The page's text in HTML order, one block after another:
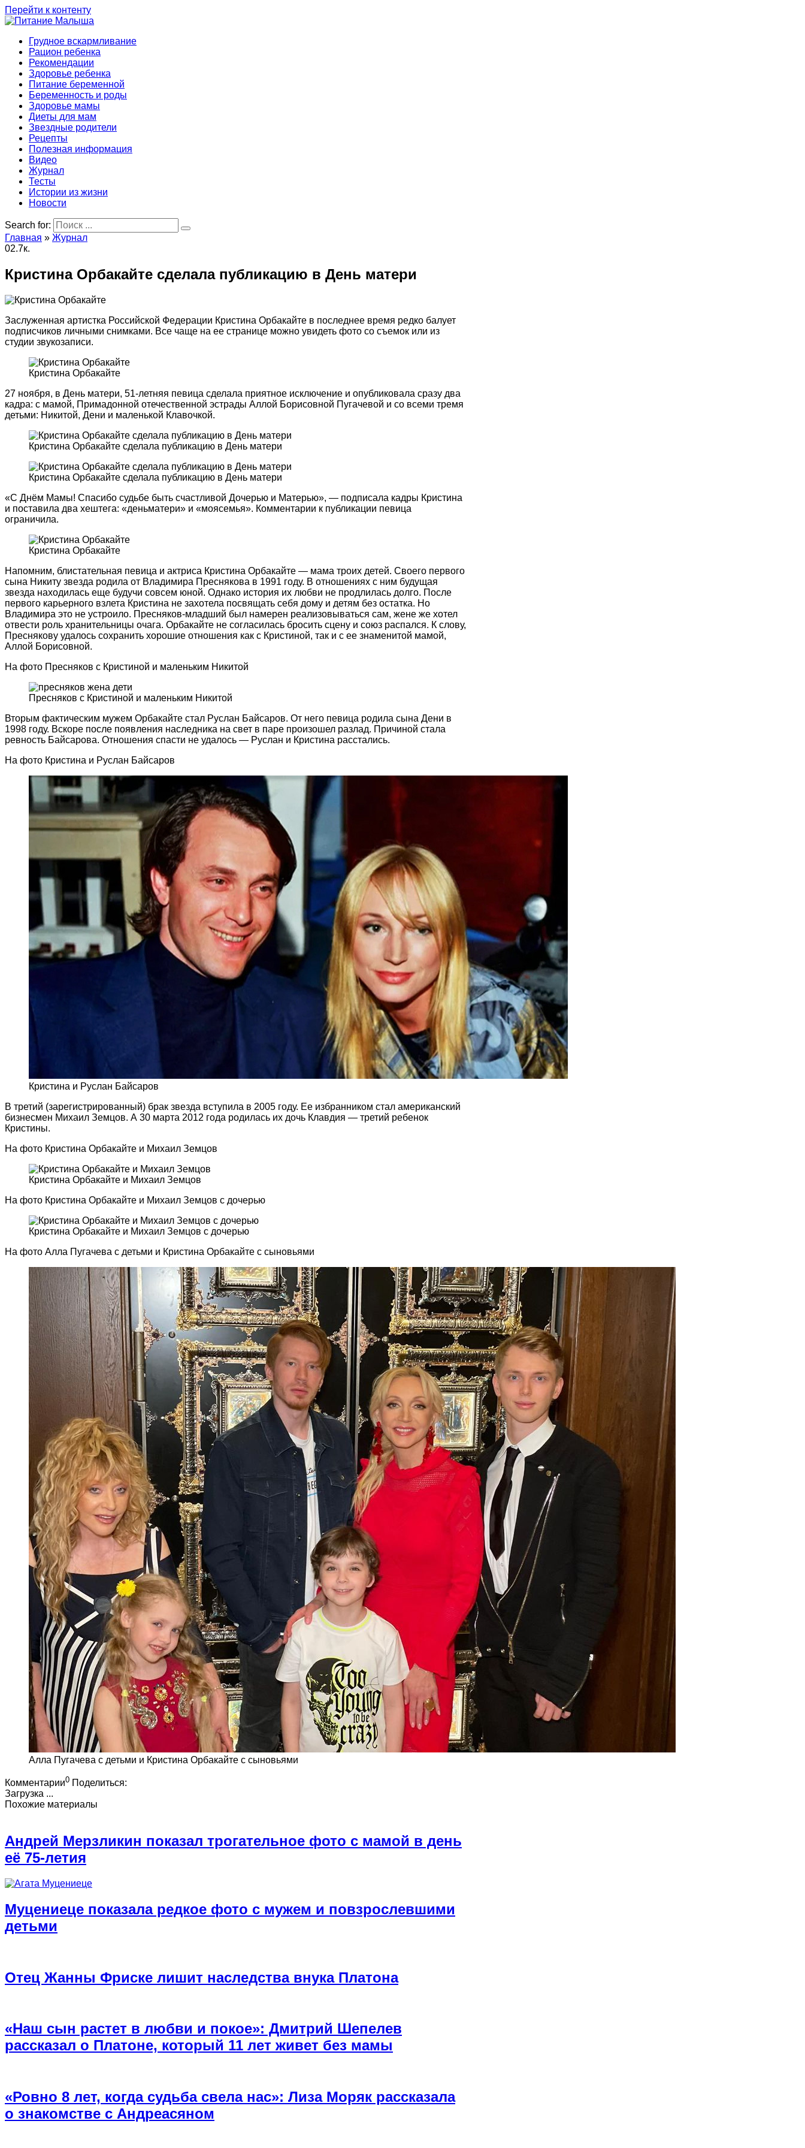
Перейти к контенту
Грудное вскармливание
Рацион ребенка
Рекомендации
Здоровье ребенка
Питание беременной
Беременность и роды
Здоровье мамы
Диеты для мам
Звездные родители
Рецепты
Полезная информация
Видео
Журнал
Тесты
Истории из жизни
Новости
Search for:
Главная » Журнал
02.7к.
Кристина Орбакайте сделала публикацию в День матери
Заслуженная артистка Российской Федерации Кристина Орбакайте в последнее время редко балует
подписчиков личными снимками. Все чаще на ее странице можно увидеть фото со съемок или из
студии звукозаписи.
Кристина Орбакайте
27 ноября, в День матери, 51-летняя певица сделала приятное исключение и опубликовала сразу два
кадра: с мамой, Примадонной отечественной эстрады Аллой Борисовной Пугачевой и со всеми тремя
детьми: Никитой, Дени и маленькой Клавочкой.
Кристина Орбакайте сделала публикацию в День матери
Кристина Орбакайте сделала публикацию в День матери
«С Днём Мамы! Спасибо судьбе быть счастливой Дочерью и Матерью», — подписала кадры Кристина
и поставила два хештега: «деньматери» и «моясемья». Комментарии к публикации певица
ограничила.
Кристина Орбакайте
Напомним, блистательная певица и актриса Кристина Орбакайте — мама троих детей. Своего первого
сына Никиту звезда родила от Владимира Преснякова в 1991 году. В отношениях с ним будущая
звезда находилась еще будучи совсем юной. Однако история их любви не продлилась долго. После
первого карьерного взлета Кристина не захотела посвящать себя дому и детям без остатка. Но
Владимира это не устроило. Пресняков-младший был намерен реализовываться сам, жене же хотел
отвести роль хранительницы очага. Орбакайте не согласилась бросить сцену и союз распался. К слову,
Преснякову удалось сохранить хорошие отношения как с Кристиной, так и с ее знаменитой мамой,
Аллой Борисовной.
На фото Пресняков с Кристиной и маленьким Никитой
Пресняков с Кристиной и маленьким Никитой
Вторым фактическим мужем Орбакайте стал Руслан Байсаров. От него певица родила сына Дени в
1998 году. Вскоре после появления наследника на свет в паре произошел разлад. Причиной стала
ревность Байсарова. Отношения спасти не удалось — Руслан и Кристина расстались.
На фото Кристина и Руслан Байсаров
Кристина и Руслан Байсаров
В третий (зарегистрированный) брак звезда вступила в 2005 году. Ее избранником стал американский
бизнесмен Михаил Земцов. А 30 марта 2012 года родилась их дочь Клавдия — третий ребенок
Кристины.
На фото Кристина Орбакайте и Михаил Земцов
Кристина Орбакайте и Михаил Земцов
На фото Кристина Орбакайте и Михаил Земцов с дочерью
Кристина Орбакайте и Михаил Земцов с дочерью
На фото Алла Пугачева с детьми и Кристина Орбакайте с сыновьями
Алла Пугачева с детьми и Кристина Орбакайте с сыновьями
Комментарии0 Поделиться:
Загрузка ...
Похожие материалы
Андрей Мерзликин показал трогательное фото с мамой в день
её 75-летия
Муцениеце показала редкое фото с мужем и повзрослевшими
детьми
Отец Жанны Фриске лишит наследства внука Платона
«Наш сын растет в любви и покое»: Дмитрий Шепелев
рассказал о Платоне, который 11 лет живет без мамы
«Ровно 8 лет, когда судьба свела нас»: Лиза Моряк рассказала
о знакомстве с Андреасяном